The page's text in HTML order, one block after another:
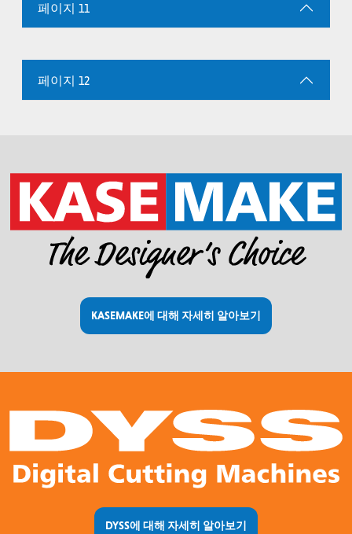
페이지 11
페이지 12
KASEMAKE에 대해 자세히 알아보기
DYSS에 대해 자세히 알아보기